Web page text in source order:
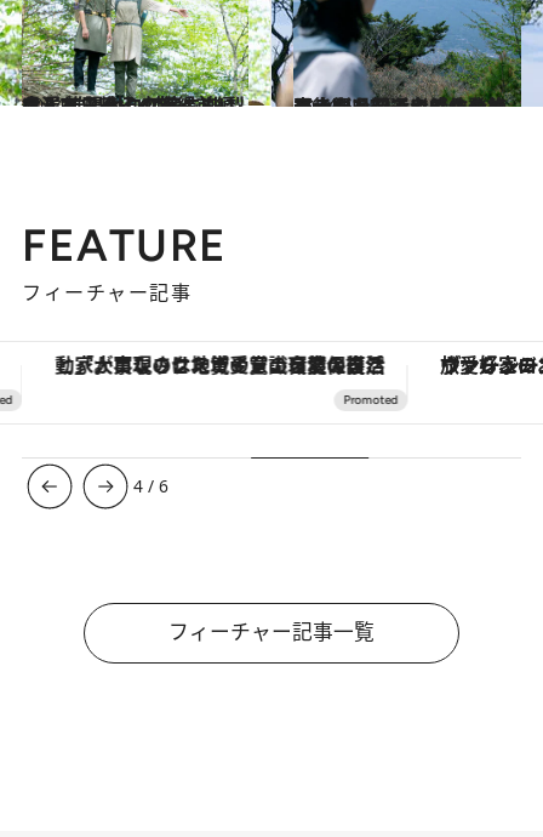
2024.6.15
木漏れ日そそぐ新緑トレイルへ 陽射し対策にも◎！ 推し山コスメも 山梨県・三ツ峠山の旅＜前編＞
ライフスタイル 2024.6.15
富士山を間近に感じる絶景ラウンジで心と体をリセット。初心者でも登れる山梨県・三ツ峠山の旅＜後編＞
ライフスタイル
FEATURE
フィーチャー記事
「大事なのは地域の意識を変えること」。ロレックス賞受賞の自然保護活動家が実現させたナイジェリアの自然環境の復活 ヴァシュロン・コンスタンタ
4 /6
フィーチャー記事一覧